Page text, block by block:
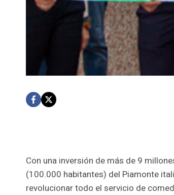
Con una inversión de más de 9
(100.000 habitantes) del Piamonte
revolucionar todo el servicio de